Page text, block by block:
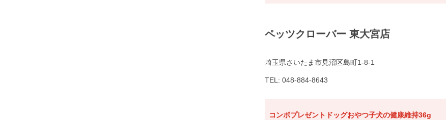
ペッツクローバー 東大宮店
埼玉県さいたま市見沼区島町1-8-1
TEL: 048-884-8643
コンボプレゼントドッグおやつ子犬の健康維持36g